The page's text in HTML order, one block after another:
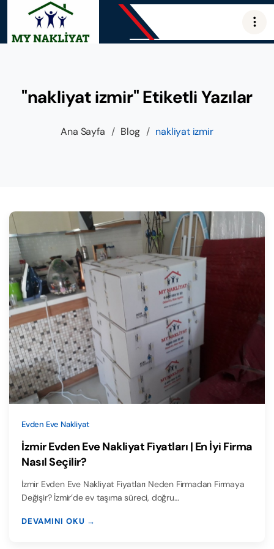
"nakliyat izmir" Etiketli Yazılar
Ana Sayfa / Blog / nakliyat izmir
Evden Eve Nakliyat
İzmir Evden Eve Nakliyat Fiyatları | En İyi Firma
Nasıl Seçilir?
İzmir Evden Eve Nakliyat Fiyatları Neden Firmadan Firmaya
Değişir? İzmir’de ev taşıma süreci, doğru…
DEVAMINI OKU →